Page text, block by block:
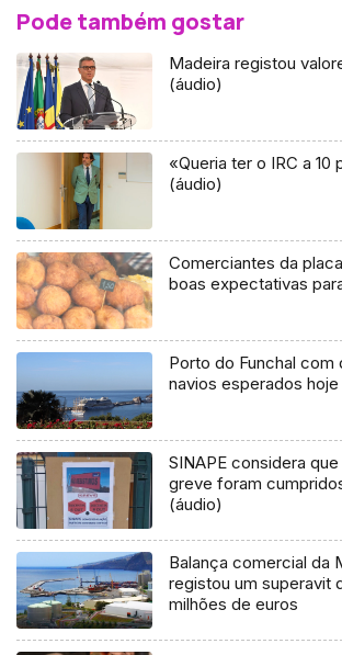
Pode também gostar
Madeira registou
(áudio)
«Queria ter o IRC a 10
(áudio)
Comerciantes da
boas expectativas
Porto do Funchal com
navios esperados hoje
SINAPE considera
greve foram
(áudio)
Balança comercial da
registou um superavit
milhões de euros